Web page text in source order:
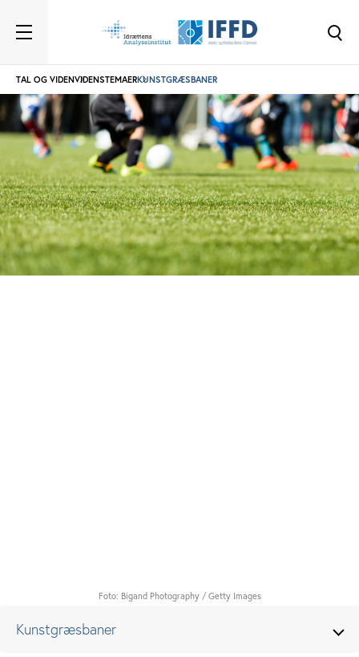
TAL OG VIDENVIDENSTEMAERKUNSTGRÆSBANER
Foto: Bigand Photography / Getty Images
Kunstgræsbaner